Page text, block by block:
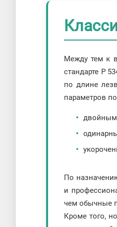
Между тем к
стандарте Р
по длине
параметров
По
и
чем обычные
Кроме того,